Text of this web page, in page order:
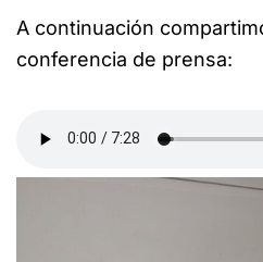
A continuación
conferencia de prensa: